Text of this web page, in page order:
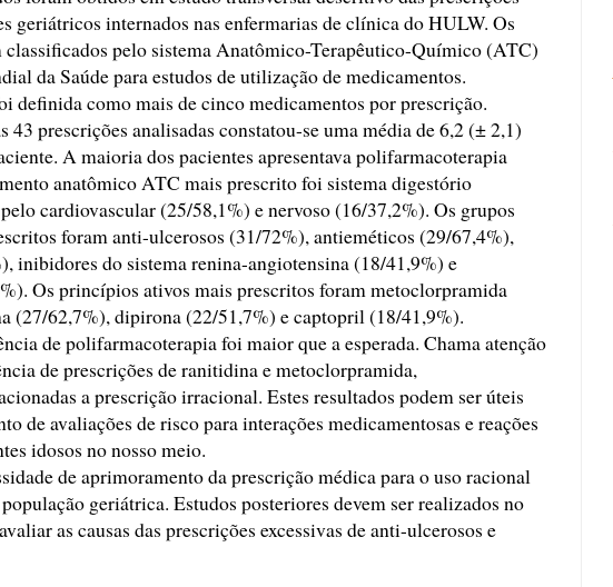
geriátricos internados nas enfermarias de clínica do HULW. Os
classificados pelo sistema Anatômico-Terapêutico-Químico (ATC)
da Saúde para estudos de utilização de medicamentos.
definida como mais de cinco medicamentos por prescrição.
43 prescrições analisadas constatou-se uma média de 6,2 (± 2,1)
A maioria dos pacientes apresentava polifarmacoterapia
anatômico ATC mais prescrito foi sistema digestório
cardiovascular (25/58,1%) e nervoso (16/37,2%). Os grupos
foram anti-ulcerosos (31/72%), antieméticos (29/67,4%),
inibidores do sistema renina-angiotensina (18/41,9%) e
Os princípios ativos mais prescritos foram metoclorpramida
(27/62,7%), dipirona (22/51,7%) e captopril (18/41,9%).
de polifarmacoterapia foi maior que a esperada. Chama atenção
de prescrições de ranitidina e metoclorpramida,
a prescrição irracional. Estes resultados podem ser úteis
de avaliações de risco para interações medicamentosas e reações
idosos no nosso meio.
de aprimoramento da prescrição médica para o uso racional
geriátrica. Estudos posteriores devem ser realizados no
as causas das prescrições excessivas de anti-ulcerosos e